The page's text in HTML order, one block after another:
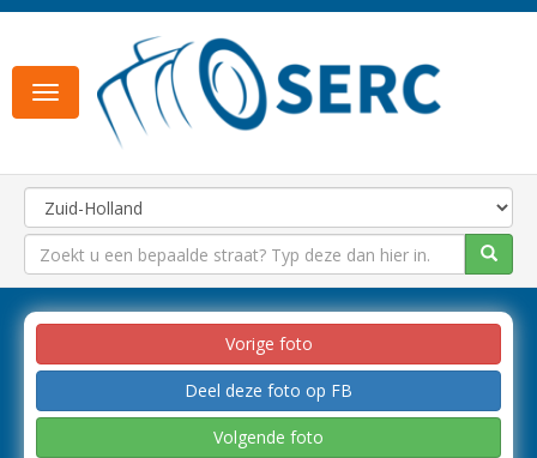
Toggle
navigation
Vorige foto
Deel deze foto op FB
Volgende foto